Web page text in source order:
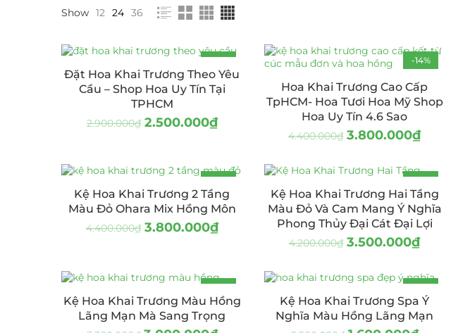
Show 12 24 36
-14%
Đặt Hoa Khai Trương Theo Yêu
Cầu – Shop Hoa Uy Tín Tại
TPHCM
2.900.000₫ 2.500.000₫
-14%
Hoa Khai Trương Cao Cấp
TpHCM- Hoa Tươi Hoa Mỹ Shop
Hoa Uy Tín 4.6 Sao
4.400.000₫ 3.800.000₫
-14%
Kệ Hoa Khai Trương 2 Tầng
Màu Đỏ Ohara Mix Hồng Môn
4.400.000₫ 3.800.000₫
-17%
Kệ Hoa Khai Trương Hai Tầng
Màu Đỏ Và Cam Mang Ý Nghĩa
Phong Thủy Đại Cát Đại Lợi
4.200.000₫ 3.500.000₫
-9%
Kệ Hoa Khai Trương Màu Hồng
Lãng Mạn Mà Sang Trọng
-27%
Kệ Hoa Khai Trương Spa Ý
Nghĩa Màu Hồng Lãng Mạn